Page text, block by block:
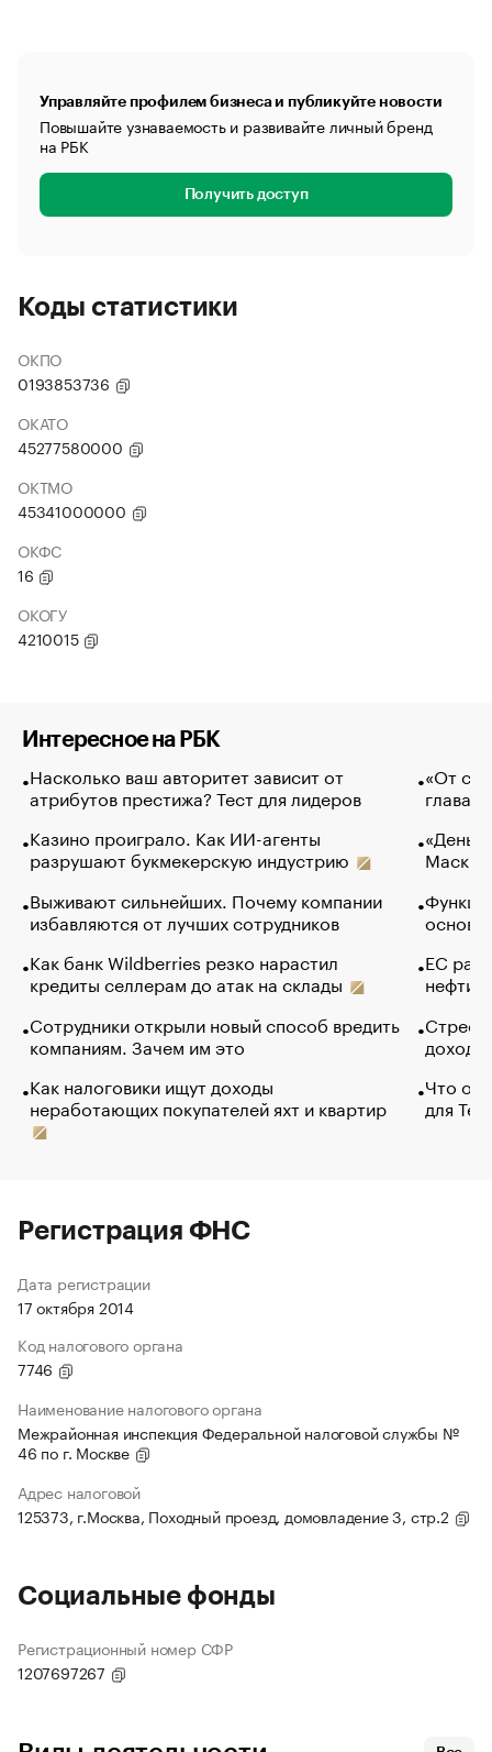
Управляйте профилем бизнеса и публикуйте новости
Повышайте узнаваемость и развивайте личный бренд
на РБК
Получить доступ
Коды статистики
ОКПО
0193853736
ОКАТО
45277580000
ОКТМО
45341000000
ОКФС
16
ОКОГУ
4210015
Интересное на РБК
Насколько ваш авторитет зависит от
атрибутов престижа? Тест для лидеров
Казино проиграло. Как ИИ-агенты
разрушают букмекерскую индустрию
Выживают сильнейших. Почему компании
избавляются от лучших сотрудников
Как банк Wildberries резко нарастил
кредиты селлерам до атак на склады
Сотрудники открыли новый способ вредить
компаниям. Зачем им это
Как налоговики ищут доходы
неработающих покупателей яхт и квартир
«От
глава
Маск в
основ
ЕС
нефти
Что
для
Регистрация ФНС
Дата регистрации
17 октября 2014
Код налогового органа
7746
Наименование налогового органа
Межрайонная инспекция Федеральной налоговой службы №
46 по г. Москве
Адрес налоговой
125373, г.Москва, Походный проезд, домовладение 3, стр.2
Социальные фонды
Регистрационный номер СФР
1207697267